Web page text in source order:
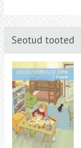
Seotud tooted